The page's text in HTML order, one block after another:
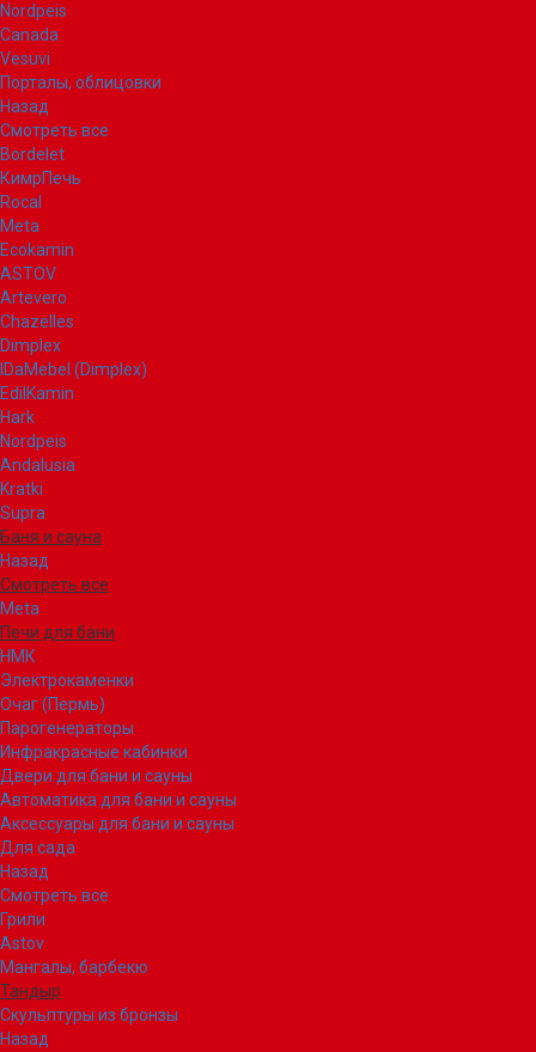
Nordpeis
Canada
Vesuvi
Порталы, облицовки
Назад
Смотреть все
Bordelet
КимрПечь
Rocal
Meta
Ecokamin
ASTOV
Artevero
Chazelles
Dimplex
IDaMebel (Dimplex)
EdilKamin
Hark
Nordpeis
Andalusia
Kratki
Supra
Баня и сауна
Назад
Смотреть все
Meta
Печи для бани
НМК
Электрокаменки
Очаг (Пермь)
Парогенераторы
Инфракрасные кабинки
Двери для бани и сауны
Автоматика для бани и сауны
Аксессуары для бани и сауны
Для сада
Назад
Смотреть все
Грили
Astov
Мангалы, барбекю
Тандыр
Скульптуры из бронзы
Назад